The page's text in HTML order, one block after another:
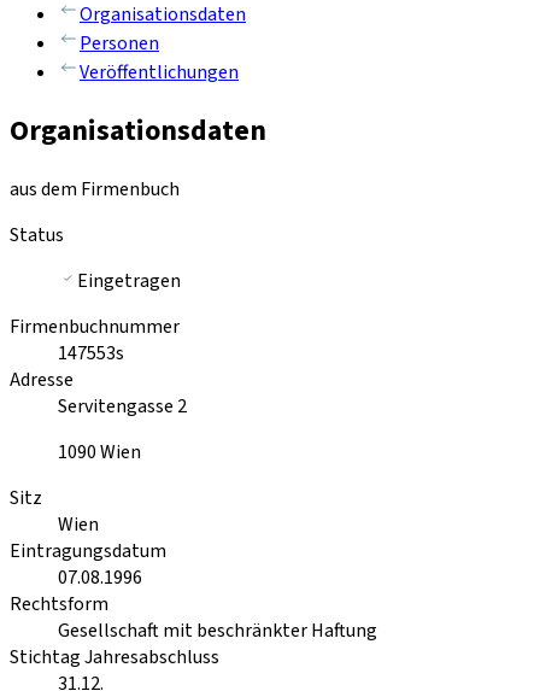
Organisationsdaten
Personen
Veröffentlichungen
Organisationsdaten
aus dem Firmenbuch
Status
Eingetragen
Firmenbuchnummer
147553s
Adresse
Servitengasse 2
1090Wien
Sitz
Wien
Eintragungsdatum
07.08.1996
Rechtsform
Gesellschaft mit beschränkter Haftung
Stichtag Jahresabschluss
31.12.